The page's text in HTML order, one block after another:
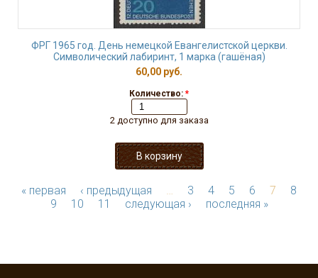
ФРГ 1965 год. День немецкой Евангелистской церкви.
Символический лабиринт, 1 марка (гашёная)
60,00 руб.
Количество: *
2 доступно для заказа
« первая ‹ предыдущая … 3 4 5 6 7
8
9
10 11 следующая › последняя »